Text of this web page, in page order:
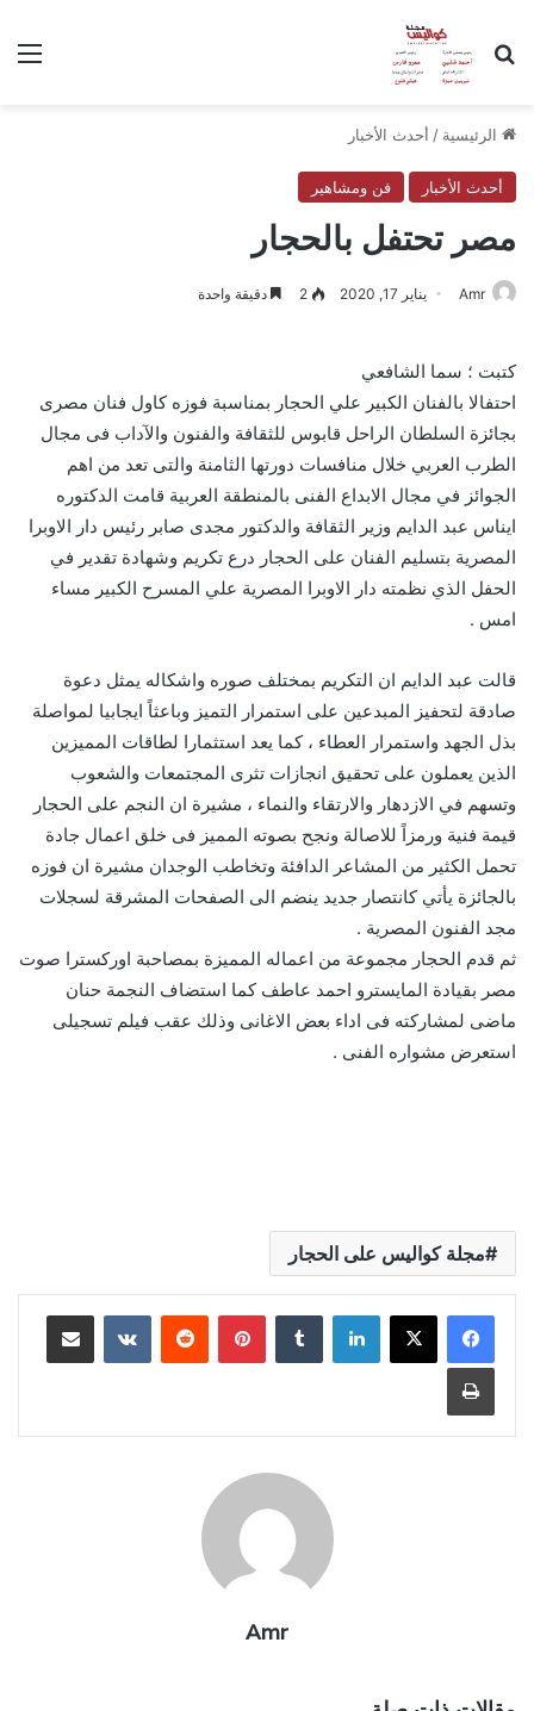
بحث عن
الرئيسية / أحدث الأخبار
أحدث الأخبار فن ومشاهير
مصر تحتفل بالحجار
Amr يناير 17, 2020 2 دقيقة واحدة
كتبت ؛ سما الشافعي
احتفالا بالفنان الكبير علي الحجار بمناسبة فوزه كاول فنان مصرى
بجائزة السلطان الراحل قابوس للثقافة والفنون والآداب فى مجال
الطرب العربي خلال منافسات دورتها الثامنة والتى تعد من اهم
الجوائز في مجال الابداع الفنى بالمنطقة العربية قامت الدكتوره
ايناس عبد الدايم وزير الثقافة والدكتور مجدى صابر رئيس دار الاوبرا
المصرية بتسليم الفنان على الحجار درع تكريم وشهادة تقدير في
الحفل الذي نظمته دار الاوبرا المصرية علي المسرح الكبير مساء
امس .
قالت عبد الدايم ان التكريم بمختلف صوره واشكاله يمثل دعوة
صادقة لتحفيز المبدعين على استمرار التميز وباعثاً ايجابيا لمواصلة
بذل الجهد واستمرار العطاء ، كما يعد استثمارا لطاقات المميزين
الذين يعملون على تحقيق انجازات تثرى المجتمعات والشعوب
وتسهم في الازدهار والارتقاء والنماء ، مشيرة ان النجم على الحجار
قيمة فنية ورمزاً للاصالة ونجح بصوته المميز فى خلق اعمال جادة
تحمل الكثير من المشاعر الدافئة وتخاطب الوجدان مشيرة ان فوزه
بالجائزة يأتي كانتصار جديد ينضم الى الصفحات المشرقة لسجلات
مجد الفنون المصرية .
ثم قدم الحجار مجموعة من اعماله المميزة بمصاحبة اوركسترا صوت
مصر بقيادة المايسترو احمد عاطف كما استضاف النجمة حنان
ماضى لمشاركته فى اداء بعض الاغانى وذلك عقب فيلم تسجيلى
استعرض مشواره الفنى .
مجلة كواليس على الحجار
لينكدإن بينتيريست مشاركة عبر البريد
طباعة
Amr